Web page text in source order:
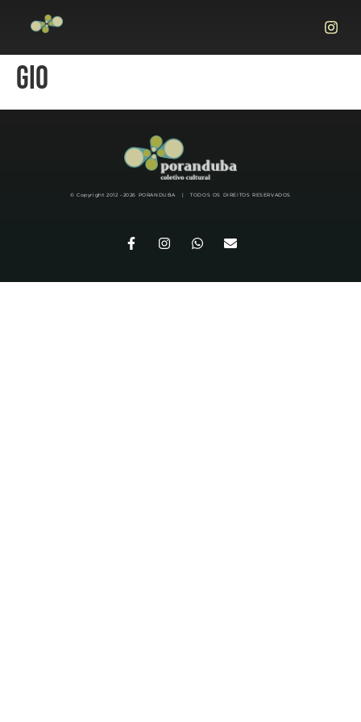
GIO
© Copyright 2012 –2026 PORANDUBA | TODOS OS DIREITOS RESERVADOS